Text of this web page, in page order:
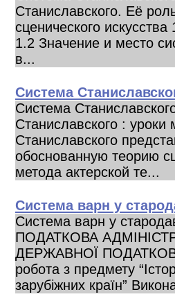
Станиславского. Её
сценического
1.2 Значение и место
в...
Система
Система
Станиславского : уроки
Станиславского
обоснованную теорию
метода актерской те...
Система варн у
Система варн у
ПОДАТКОВА
ДЕРЖАВНОЇ
робота з предмету
зарубіжних країн”